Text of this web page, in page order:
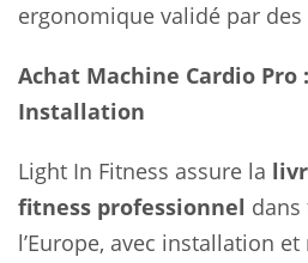
ergonomique validé par
Achat Machine Cardio Pro
Installation
Light In Fitness assure la
fitness professionnel dans
l’Europe, avec installation